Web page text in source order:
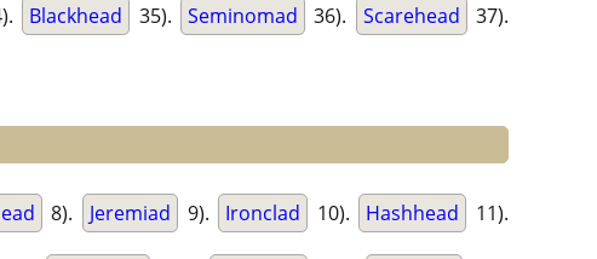
Blackhead 35). Seminomad 36). Scarehead 37).
8). Jeremiad 9). Ironclad 10). Hashhead 11).